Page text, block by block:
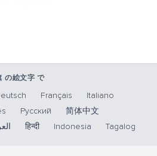
の絵文字 で
Français
Italiano
Русский
简体中文
हिन्दी Indonesia Tagalog